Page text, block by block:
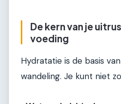
De kern van je
voeding
Hydratatie is de basis
wandeling. Je kunt niet